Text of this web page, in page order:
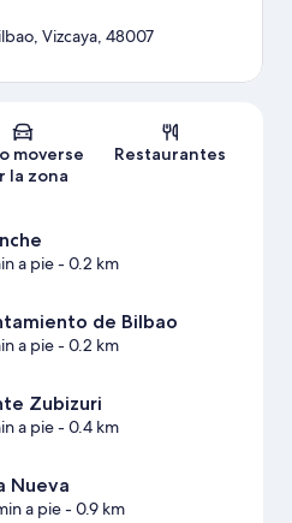
Mapa
Vizcaya, 48007
moverse
la zona
Restaurantes
a pie- 0.2 km
de Bilbao
a pie- 0.2 km
Zubizuri
a pie- 0.4 km
Nueva
a pie- 0.9 km